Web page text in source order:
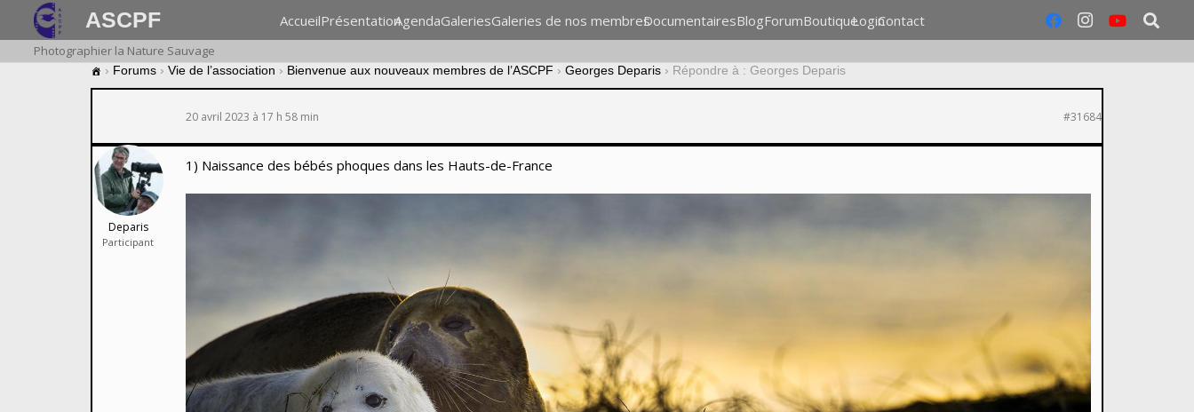
ASCPF AccueilPrésentationAgendaGaleriesGaleries de nos membresDocumentairesBlogForumBoutiqueLoginContact
Photographier la Nature Sauvage
› Forums › Vie de l’association › Bienvenue aux nouveaux membres de l’ASCPF › Georges Deparis › Répondre à : Georges Deparis
20 avril 2023 à 17 h 58 min #31684
Deparis
Participant
1) Naissance des bébés phoques dans les Hauts-de-France